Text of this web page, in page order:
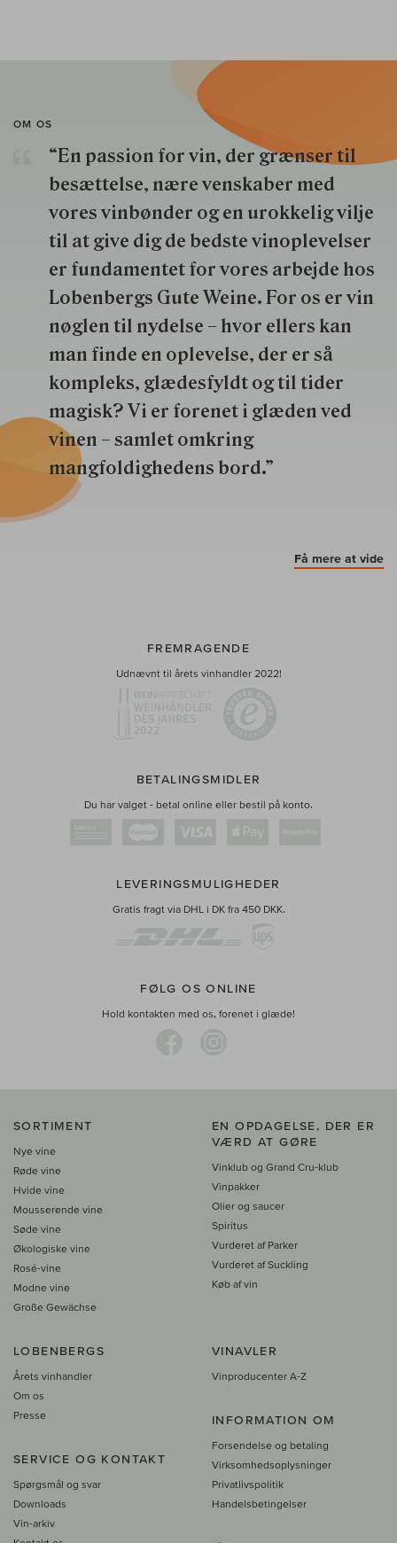
OM OS
“En passion for vin, der grænser til
besættelse, nære venskaber med
vores vinbønder og en urokkelig vilje
til at give dig de bedste vinoplevelser
er fundamentet for vores arbejde hos
Lobenbergs Gute Weine. For os er vin
nøglen til nydelse – hvor ellers kan
man finde en oplevelse, der er så
kompleks, glædesfyldt og til tider
magisk? Vi er forenet i glæden ved
vinen – samlet omkring
mangfoldighedens bord.”
Få mere at vide
FREMRAGENDE
Udnævnt til årets vinhandler 2022!
BETALINGSMIDLER
Du har valget - betal online eller bestil på konto.
LEVERINGSMULIGHEDER
Gratis fragt via DHL i DK fra 450 DKK.
FØLG OS ONLINE
Hold kontakten med os, forenet i glæde!
SORTIMENT
Nye vine
Røde vine
Hvide vine
Mousserende vine
Søde vine
Økologiske vine
Rosé-vine
Modne vine
Große Gewächse
EN OPDAGELSE, DER ER
VÆRD AT GØRE
Vinklub og Grand Cru-klub
Vinpakker
Olier og saucer
Spiritus
Vurderet af Parker
Vurderet af Suckling
Køb af vin
LOBENBERGS
Årets vinhandler
Om os
Presse
SERVICE OG KONTAKT
Spørgsmål og svar
Downloads
Vin-arkiv
VINAVLER
Vinproducenter A-Z
INFORMATION OM
Forsendelse og betaling
Virksomhedsoplysninger
Privatlivspolitik
Handelsbetingelser